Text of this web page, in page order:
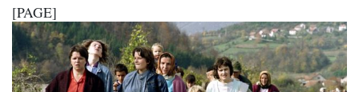
[PAGE]